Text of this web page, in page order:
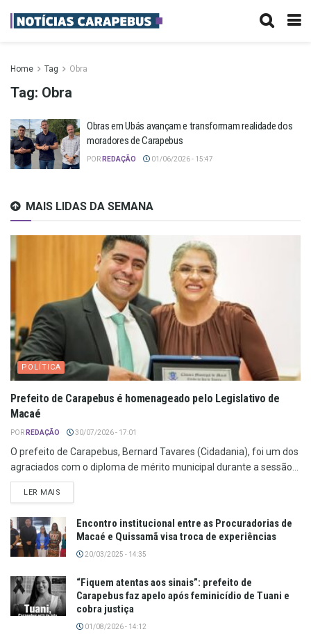
Home Tag Obra
Tag: Obra
Obras em Ubás avançam e transformam realidade dos
moradores de Carapebus
POR REDAÇÃO 01/06/2026 - 15:47
MAIS LIDAS DA SEMANA
POLÍTICA
Prefeito de Carapebus é homenageado pelo Legislativo de
Macaé
POR REDAÇÃO 30/07/2026 - 17:01
O prefeito de Carapebus, Bernard Tavares (Cidadania), foi um dos
agraciados com o diploma de mérito municipal durante a sessão...
LER MAIS
Encontro institucional entre as Procuradorias de
Macaé e Quissamã visa troca de experiências
20/03/2025 - 14:35
“Fiquem atentas aos sinais”: prefeito de
Carapebus faz apelo após feminicídio de Tuani e
cobra justiça
01/08/2026 - 14:12